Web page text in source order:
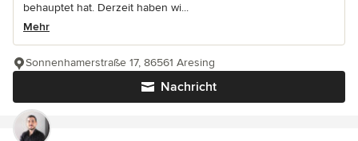
behauptet hat. Derzeit haben wi...
Mehr
Nachricht
Sonnenhamerstraße 17, 86561 Aresing